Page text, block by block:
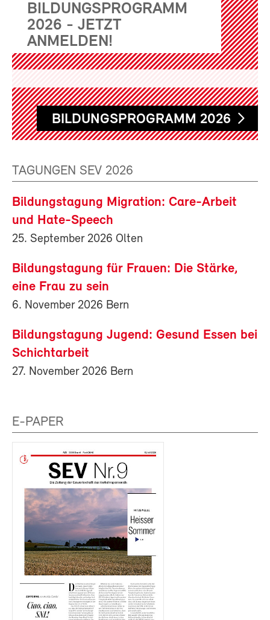
BILDUNGSPROGRAMM
2026 - JETZT
ANMELDEN!
BILDUNGSPROGRAMM 2026
TAGUNGEN SEV 2026
Bildungstagung Migration: Care-Arbeit
und Hate-Speech
25. September 2026 Olten
Bildungstagung für Frauen: Die Stärke,
eine Frau zu sein
6. November 2026 Bern
Bildungstagung Jugend: Gesund Essen bei
Schichtarbeit
27. November 2026 Bern
E-PAPER